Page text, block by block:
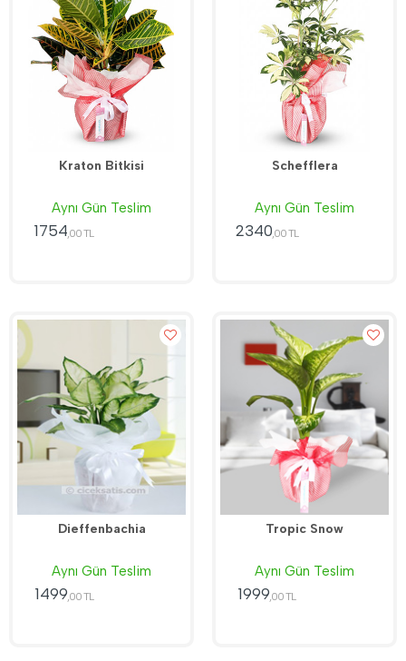
Kraton Bitkisi
Aynı Gün Teslim
1754,00 TL
Schefflera
Aynı Gün Teslim
2340,00 TL
Dieffenbachia
Aynı Gün Teslim
1499,00 TL
Tropic Snow
Aynı Gün Teslim
1999,00 TL